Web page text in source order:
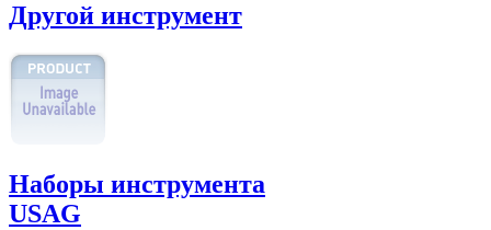
Другой инструмент
Наборы инструмента
USAG